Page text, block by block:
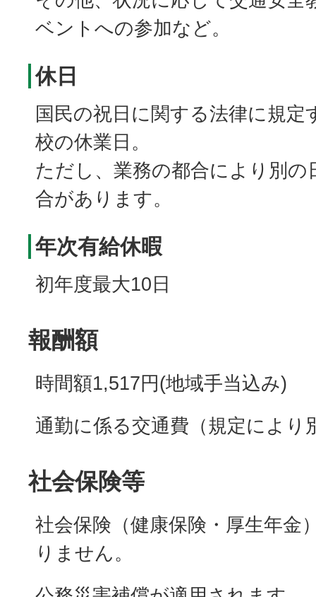
ベントへの参加など。
休日
国民の祝日に関する法律に規定
校の休業日。
ただし、業務の都合により別の
合があります。
年次有給休暇
初年度最大10日
報酬額
時間額1,517円(地域手当込み)
通勤に係る交通費（規定により
社会保険等
社会保険（健康保険・厚生年金
りません。